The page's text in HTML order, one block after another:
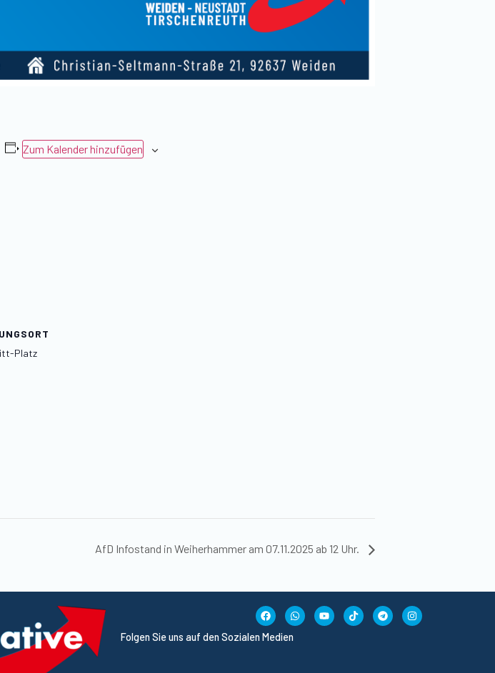
Zum Kalender hinzufügen
Platz
AfD Infostand in Weiherhammer am 07.11.2025 ab 12 Uhr.
Folgen Sie uns auf den Sozialen Medien